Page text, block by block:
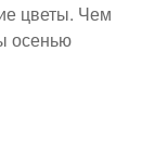
цветы. Чем
осенью